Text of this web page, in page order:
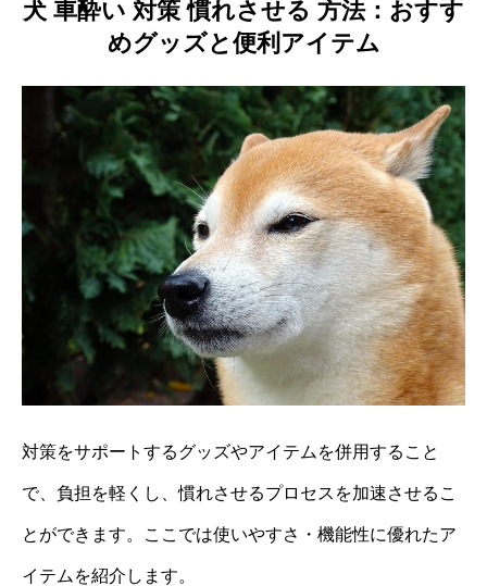
犬 車酔い 対策 慣れさせる 方法：おすす
めグッズと便利アイテム
対策をサポートするグッズやアイテムを併用すること
で、負担を軽くし、慣れさせるプロセスを加速させるこ
とができます。ここでは使いやすさ・機能性に優れたア
イテムを紹介します。